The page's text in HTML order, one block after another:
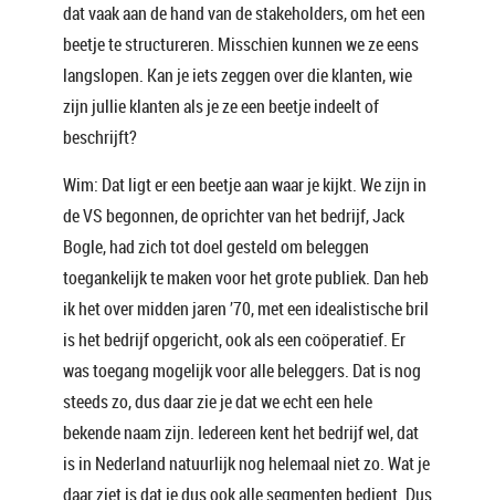
dat vaak aan de hand van de stakeholders, om het een
beetje te structureren. Misschien kunnen we ze eens
langslopen. Kan je iets zeggen over die klanten, wie
zijn jullie klanten als je ze een beetje indeelt of
beschrijft?
Wim: Dat ligt er een beetje aan waar je kijkt. We zijn in
de VS begonnen, de oprichter van het bedrijf, Jack
Bogle, had zich tot doel gesteld om beleggen
toegankelijk te maken voor het grote publiek. Dan heb
ik het over midden jaren ’70, met een idealistische bril
is het bedrijf opgericht, ook als een coöperatief. Er
was toegang mogelijk voor alle beleggers. Dat is nog
steeds zo, dus daar zie je dat we echt een hele
bekende naam zijn. Iedereen kent het bedrijf wel, dat
is in Nederland natuurlijk nog helemaal niet zo. Wat je
daar ziet is dat je dus ook alle segmenten bedient. Dus